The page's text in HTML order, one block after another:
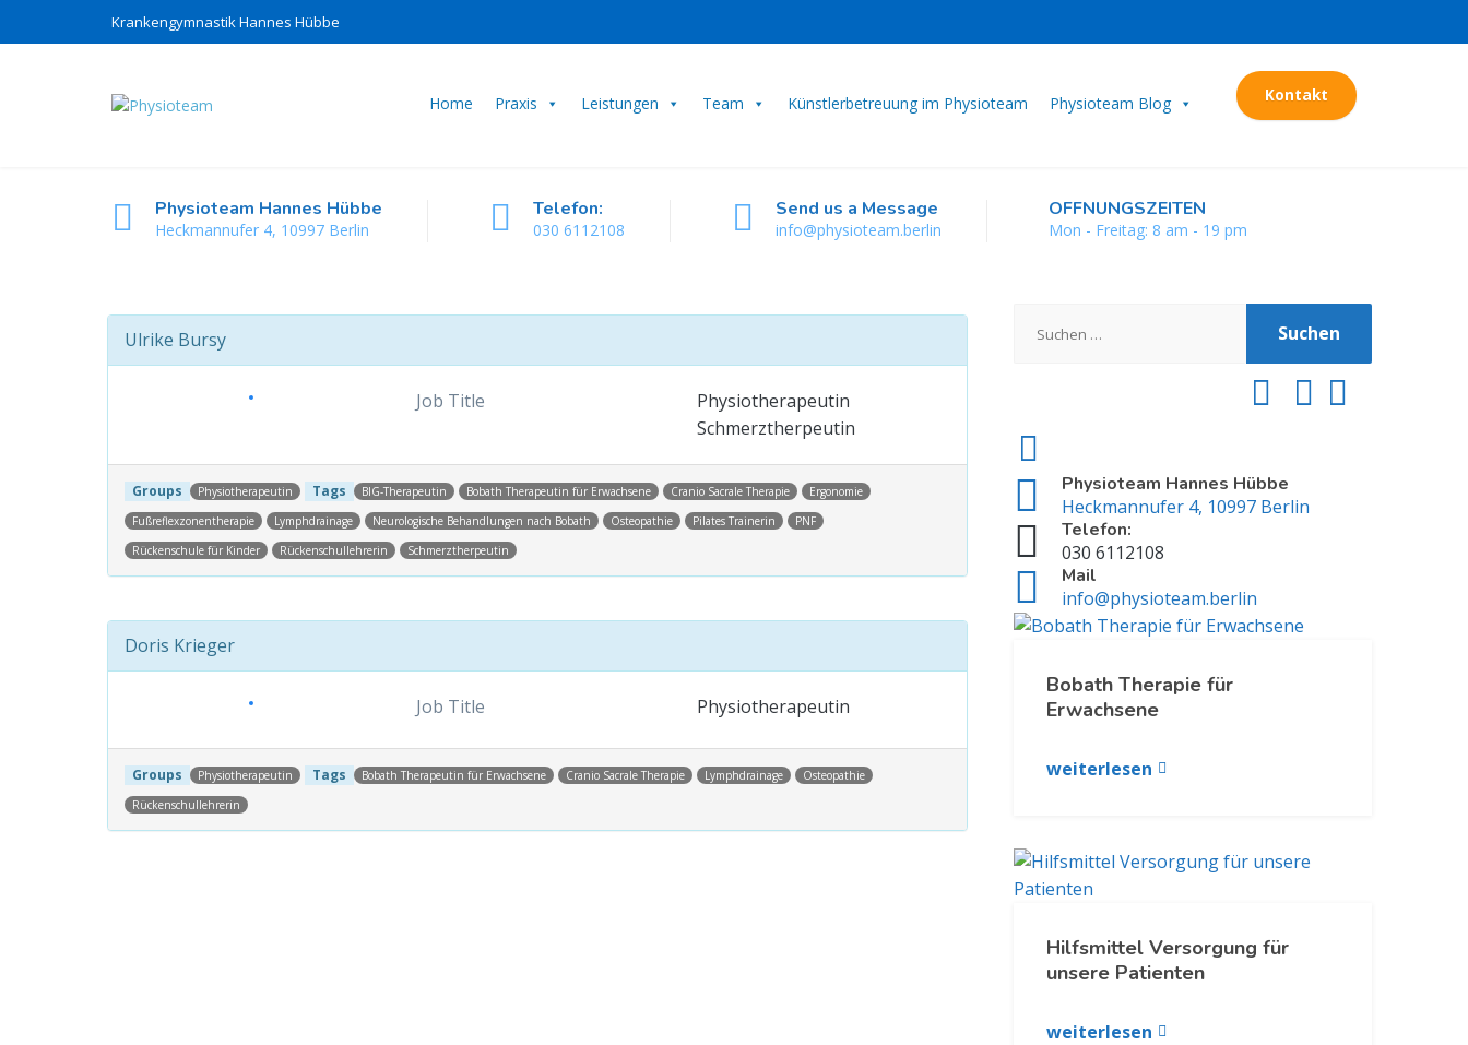
Krankengymnastik Hannes Hübbe
Home Praxis Leistungen Team Künstlerbetreuung im Physioteam Physioteam Blog Kontakt
Physioteam Hannes Hübbe
Heckmannufer 4, 10997 Berlin
Telefon:
030 6112108
Send us a Message
info@physioteam.berlin
ÖFFNUNGSZEITEN
Mon - Freitag: 8 am - 19 pm
Ulrike Bursy
Job Title
Physiotherapeutin
Schmerztherpeutin
Groups Physiotherapeutin Tags BIG-Therapeutin Bobath Therapeutin für Erwachsene Cranio Sacrale Therapie
Ergonomie
Fußreflexzonentherapie
Lymphdrainage Neurologische Behandlungen nach Bobath Osteopathie Pilates Trainerin
PNF
Rückenschule für Kinder
Rückenschullehrerin Schmerztherpeutin
Doris Krieger
Job Title Physiotherapeutin
Groups Physiotherapeutin Tags Bobath Therapeutin für Erwachsene Cranio Sacrale Therapie Lymphdrainage
Osteopathie
Rückenschullehrerin
nach:
Physioteam Hannes Hübbe
Heckmannufer 4, 10997 Berlin
Telefon:
030 6112108
Mail
info@physioteam.berlin
Bobath Therapie für
Erwachsene
weiterlesen
Hilfsmittel Versorgung für
unsere Patienten
weiterlesen